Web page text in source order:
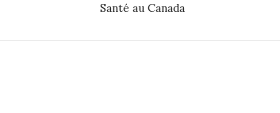
Santé au Canada